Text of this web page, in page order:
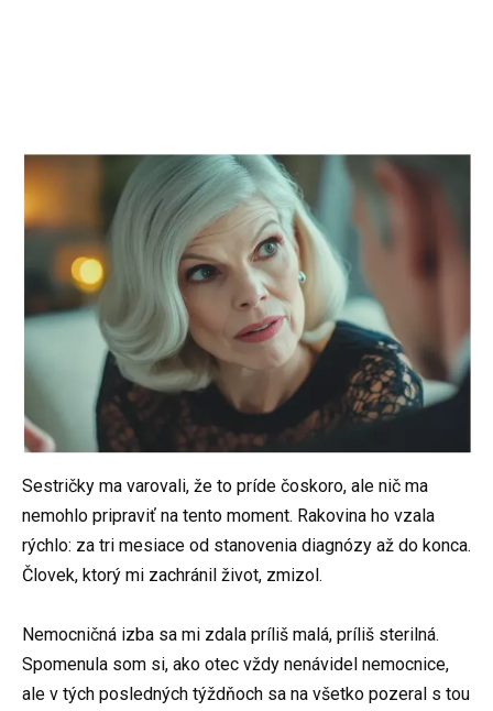
Sestričky ma varovali, že to príde čoskoro, ale nič ma
nemohlo pripraviť na tento moment. Rakovina ho vzala
rýchlo: za tri mesiace od stanovenia diagnózy až do konca.
Človek, ktorý mi zachránil život, zmizol.
Nemocničná izba sa mi zdala príliš malá, príliš sterilná.
Spomenula som si, ako otec vždy nenávidel nemocnice,
ale v tých posledných týždňoch sa na všetko pozeral s tou